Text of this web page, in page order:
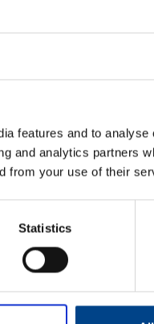
features and to
and analytics partners
from your use of their
Statistics
24.11.2025